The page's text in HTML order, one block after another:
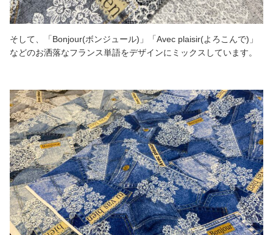
そして、「Bonjour(ボンジュール)」「Avec plaisir(よろこんで)」
などのお洒落なフランス単語をデザインにミックスしています。